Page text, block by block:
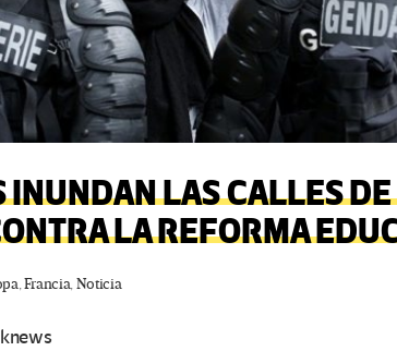
LAS CALLES
LA REFORMA
,Francia,Noticia